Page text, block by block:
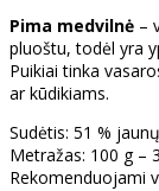
Pima medvilnė –
pluoštu, todėl yra
Puikiai tinka
ar kūdikiams.
Sudėtis: 51 %
Metražas: 100 g –
Rekomenduojami